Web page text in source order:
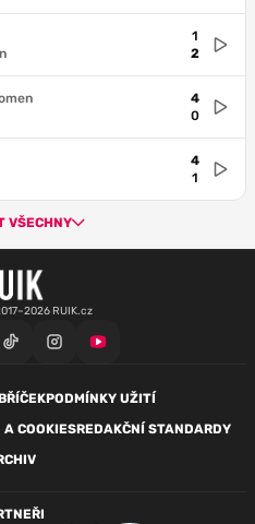
1
2
4
0
4
1
VŠECHNY
RUIK.cz
PODMÍNKY UŽITÍ
COOKIESREDAKČNÍ STANDARDY